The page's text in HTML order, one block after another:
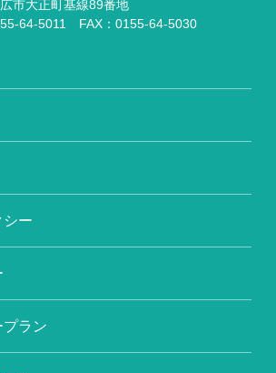
市大正町基線89番地
64-5011 FAX：0155-64-5030
シー
ラン